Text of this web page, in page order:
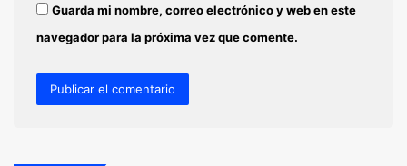
Guarda mi nombre, correo electrónico y web en este
navegador para la próxima vez que comente.